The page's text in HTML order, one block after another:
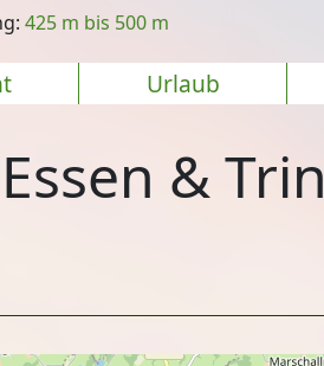
425 m bis 500 m
Urlaub
Essen &